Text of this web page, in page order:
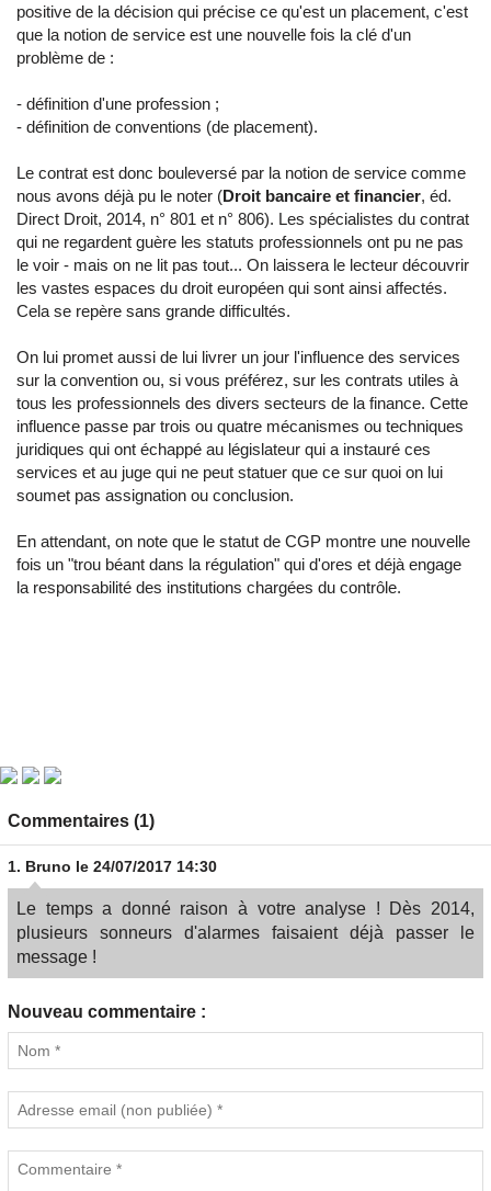
positive de la décision qui précise ce qu'est un placement, c'est
que la notion de service est une nouvelle fois la clé d'un
problème de :
- définition d'une profession ;
- définition de conventions (de placement).
Le contrat est donc bouleversé par la notion de service comme
nous avons déjà pu le noter (Droit bancaire et financier, éd.
Direct Droit, 2014, n° 801 et n° 806). Les spécialistes du contrat
qui ne regardent guère les statuts professionnels ont pu ne pas
le voir - mais on ne lit pas tout... On laissera le lecteur découvrir
les vastes espaces du droit européen qui sont ainsi affectés.
Cela se repère sans grande difficultés.
On lui promet aussi de lui livrer un jour l'influence des services
sur la convention ou, si vous préférez, sur les contrats utiles à
tous les professionnels des divers secteurs de la finance. Cette
influence passe par trois ou quatre mécanismes ou techniques
juridiques qui ont échappé au législateur qui a instauré ces
services et au juge qui ne peut statuer que ce sur quoi on lui
soumet pas assignation ou conclusion.
En attendant, on note que le statut de CGP montre une nouvelle
fois un "trou béant dans la régulation" qui d'ores et déjà engage
la responsabilité des institutions chargées du contrôle.
Commentaires (1)
1. Bruno le 24/07/2017 14:30
Le temps a donné raison à votre analyse ! Dès 2014,
plusieurs sonneurs d'alarmes faisaient déjà passer le
message !
Nouveau commentaire :